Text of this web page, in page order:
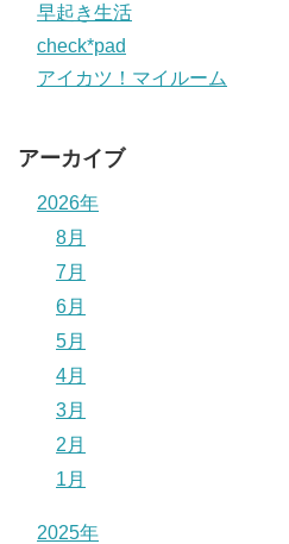
早起き生活
check*pad
アイカツ！マイルーム
アーカイブ
2026年
8月
7月
6月
5月
4月
3月
2月
1月
2025年